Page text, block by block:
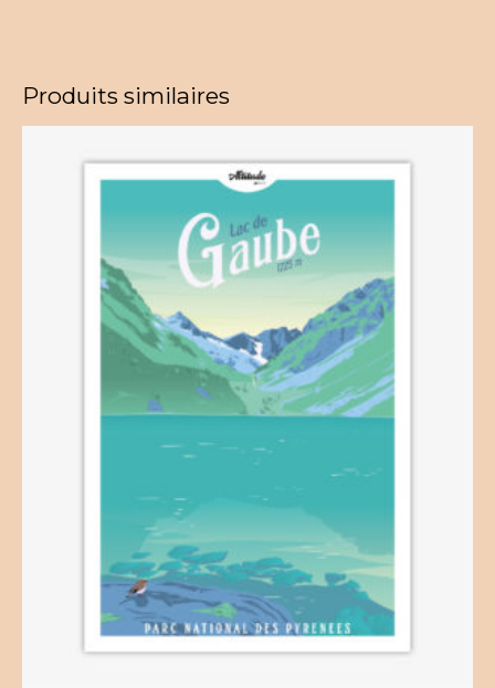
Produits similaires